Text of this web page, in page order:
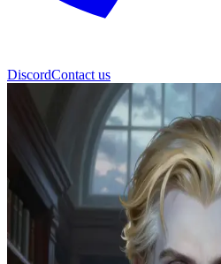
DiscordContact us